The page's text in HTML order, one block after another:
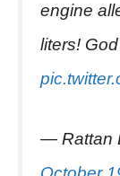
engine
liters! God
— Rattan